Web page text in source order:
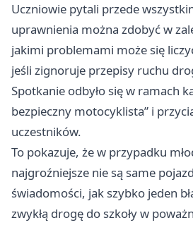
Uczniowie pytali przede
uprawnienia można zdobyć w
jakimi problemami może się
jeśli zignoruje przepisy ruchu
Spotkanie odbyło się w ramach
bezpieczny motocyklista” i
uczestników.
To pokazuje, że w przypadku
najgroźniejsze nie są same
świadomości, jak szybko jeden
zwykłą drogę do szkoły w